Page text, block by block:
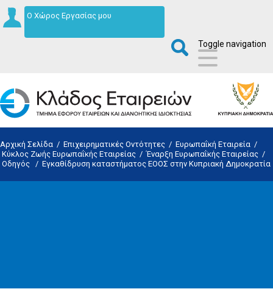
Ο Χώρος Εργασίας μου
Toggle navigation
Αρχική Σελίδα / Επιχειρηματικές Οντότητες / Ευρωπαΐκή Εταιρεία /
Κύκλος Ζωής Ευρωπαΐκής Εταιρείας /Έναρξη Ευρωπαΐκής Εταιρείας /
Οδηγός / Εγκαθίδρυση καταστήματος ΕΟΟΣ στην Κυπριακή Δημοκρατία